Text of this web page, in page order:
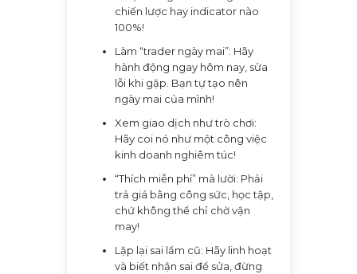
chiến lược hay indicator nào
100%!
Làm “trader ngày mai”: Hãy
hành động ngay hôm nay, sửa
lỗi khi gặp. Bạn tự tạo nên
ngày mai của mình!
Xem giao dịch như trò chơi:
Hãy coi nó như một công việc
kinh doanh nghiêm túc!
“Thích miễn phí” mà lười: Phải
trả giá bằng công sức, học tập,
chứ không thể chỉ chờ vận
may!
Lặp lại sai lầm cũ: Hãy linh hoạt
và biết nhận sai để sửa, đừng